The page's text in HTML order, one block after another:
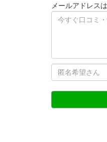
メールアドレス